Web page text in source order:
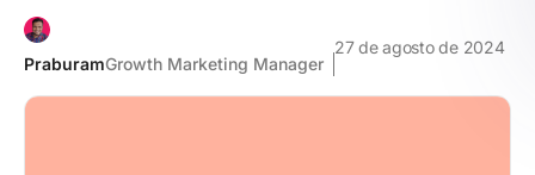
PraburamGrowth Marketing Manager
27 de agosto de 2024